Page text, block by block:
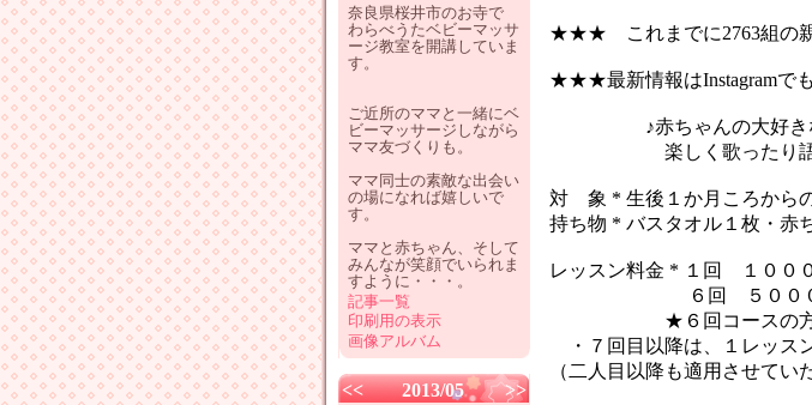
★★★ これまでに2763組の親
★★★最新情報はInstagramで
♪赤ちゃんの大好きなス
楽しく歌ったり語りか
対 象 * 生後１か月ころから
持ち物 * バスタオル１枚・赤
レッスン料金 * １回 １００
６回 ５０００円 (
★６回コースの方は、１
・７回目以降は、１レッス
（二人目以降も適用させてい
奈良県桜井市のお寺で
わらべうたベビーマッサ
ージ教室を開講していま
す。
ご近所のママと一緒にベ
ビーマッサージしながら
ママ友づくりも。
ママ同士の素敵な出会い
の場になれば嬉しいで
す。
ママと赤ちゃん、そして
みんなが笑顔でいられま
すように・・・。
記事一覧
印刷用の表示
画像アルバム
<< 2013/05 >>